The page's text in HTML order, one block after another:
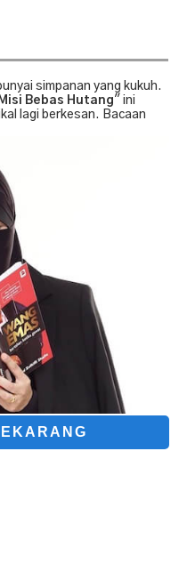
simpanan yang kukuh.
Misi Bebas Hutang" ini
lagi berkesan. Bacaan